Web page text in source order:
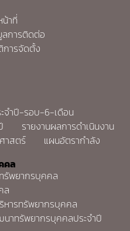
น้าที่
ลการติดต่อ
การจัดตั้ง
ะจำปี-รอบ-6-เดือน
รายงานผลการดำเนินงาน
าสตร์
แผนอัตรากำลัง
คล
รัพยากรบุคคล
ล
หารทรัพยากรบุคคล
นาทรัพยากรบุคคลประจำปี